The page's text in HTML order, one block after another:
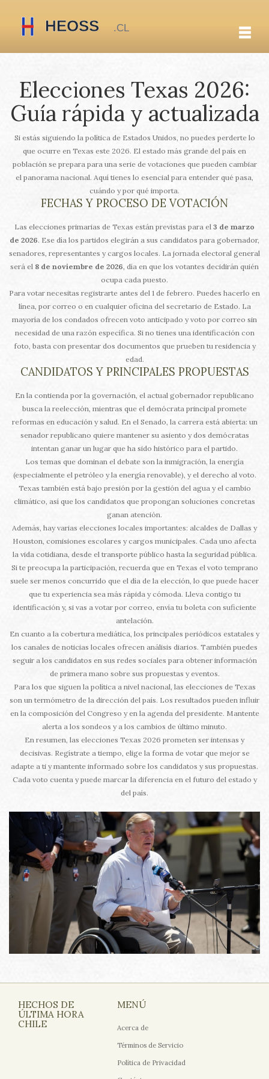
Elecciones Texas 2026:
Guía rápida y actualizada
Si estás siguiendo la política de Estados Unidos, no puedes perderte lo
que ocurre en Texas este 2026. El estado más grande del país en
población se prepara para una serie de votaciones que pueden cambiar
el panorama nacional. Aquí tienes lo esencial para entender qué pasa,
cuándo y por qué importa.
FECHAS Y PROCESO DE VOTACIÓN
Las elecciones primarias de Texas están previstas para el 3 de marzo
de 2026. Ese día los partidos elegirán a sus candidatos para gobernador,
senadores, representantes y cargos locales. La jornada electoral general
será el 8 de noviembre de 2026, día en que los votantes decidirán quién
ocupa cada puesto.
Para votar necesitas registrarte antes del 1 de febrero. Puedes hacerlo en
línea, por correo o en cualquier oficina del secretario de Estado. La
mayoría de los condados ofrecen voto anticipado y voto por correo sin
necesidad de una razón específica. Si no tienes una identificación con
foto, basta con presentar dos documentos que prueben tu residencia y
edad.
CANDIDATOS Y PRINCIPALES PROPUESTAS
En la contienda por la governación, el actual gobernador republicano
busca la reelección, mientras que el demócrata principal promete
reformas en educación y salud. En el Senado, la carrera está abierta: un
senador republicano quiere mantener su asiento y dos demócratas
intentan ganar un lugar que ha sido histórico para el partido.
Los temas que dominan el debate son la inmigración, la energía
(especialmente el petróleo y la energía renovable), y el derecho al voto.
Texas también está bajo presión por la gestión del agua y el cambio
climático, así que los candidatos que propongan soluciones concretas
ganan atención.
Además, hay varias elecciones locales importantes: alcaldes de Dallas y
Houston, comisiones escolares y cargos municipales. Cada uno afecta
la vida cotidiana, desde el transporte público hasta la seguridad pública.
Si te preocupa la participación, recuerda que en Texas el voto temprano
suele ser menos concurrido que el día de la elección, lo que puede hacer
que tu experiencia sea más rápida y cómoda. Lleva contigo tu
identificación y, si vas a votar por correo, envía tu boleta con suficiente
antelación.
En cuanto a la cobertura mediática, los principales periódicos estatales y
los canales de noticias locales ofrecen análisis diarios. También puedes
seguir a los candidatos en sus redes sociales para obtener información
de primera mano sobre sus propuestas y eventos.
Para los que siguen la política a nivel nacional, las elecciones de Texas
son un termómetro de la dirección del país. Los resultados pueden influir
en la composición del Congreso y en la agenda del presidente. Mantente
alerta a los sondeos y a los cambios de último minuto.
En resumen, las elecciones Texas 2026 prometen ser intensas y
decisivas. Regístrate a tiempo, elige la forma de votar que mejor se
adapte a ti y mantente informado sobre los candidatos y sus propuestas.
Cada voto cuenta y puede marcar la diferencia en el futuro del estado y
del país.
HECHOS DE
ÚLTIMA HORA
CHILE
MENÚ
Acerca de
Términos de Servicio
Política de Privacidad